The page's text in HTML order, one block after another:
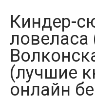
Киндер-
ловеласа
(лучшие
онлайн